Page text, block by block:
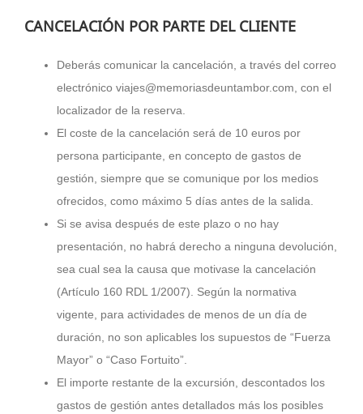
CANCELACIÓN POR PARTE DEL CLIENTE
Deberás comunicar la cancelación, a través del correo
electrónico viajes@memoriasdeuntambor.com, con el
localizador de la reserva.
El coste de la cancelación será de 10 euros por
persona participante, en concepto de gastos de
gestión, siempre que se comunique por los medios
ofrecidos, como máximo 5 días antes de la salida.
Si se avisa después de este plazo o no hay
presentación, no habrá derecho a ninguna devolución,
sea cual sea la causa que motivase la cancelación
(Artículo 160 RDL 1/2007). Según la normativa
vigente, para actividades de menos de un día de
duración, no son aplicables los supuestos de “Fuerza
Mayor” o “Caso Fortuito”.
El importe restante de la excursión, descontados los
gastos de gestión antes detallados más los posibles